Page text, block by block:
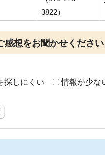
3822）
想をお聞かせください
探しにくい 情報が少な